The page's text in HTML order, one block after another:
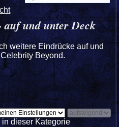
auf und unter Deck
weitere Eindrücke auf und
Beyond.
dieser Kategorie